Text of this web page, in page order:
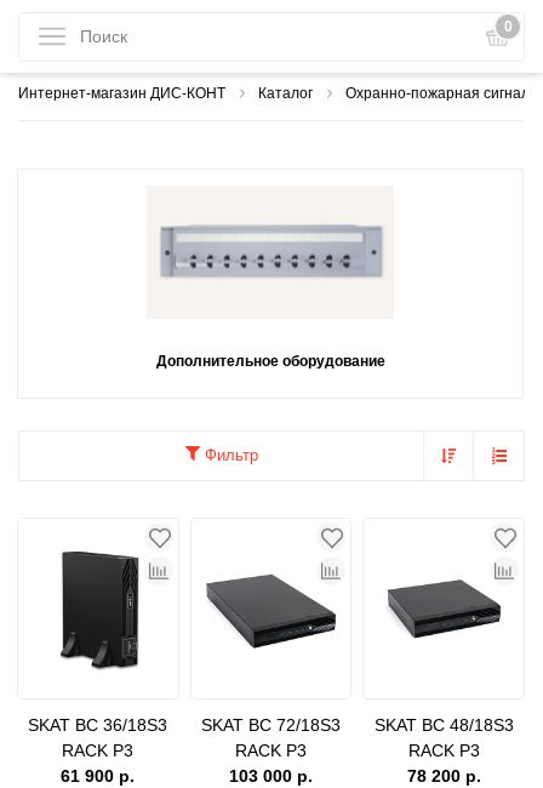
0
Интернет-магазин ДИС-КОНТ Каталог Охранно-пожарная
Дополнительное оборудование
Фильтр
SKAT BC 36/18S3
RACK P3
61 900 р.
SKAT BC 72/18S3
RACK P3
103 000 р.
SKAT BC 48/18S3
RACK P3
78 200 р.